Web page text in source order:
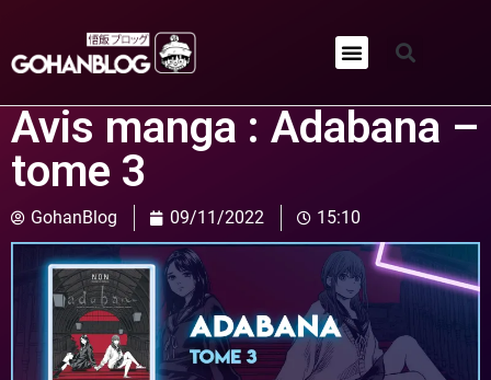
Avis manga : Adabana –
tome 3
GohanBlog 09/11/2022 15:10